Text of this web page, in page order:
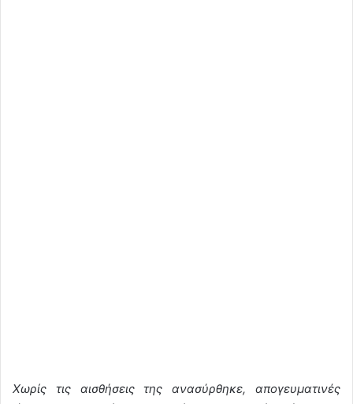
Χωρίς τις αισθήσεις της ανασύρθηκε, απογευματινές